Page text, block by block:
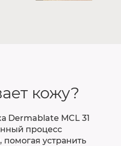
кожу?
Dermablate MCL 31
процесс
устранить